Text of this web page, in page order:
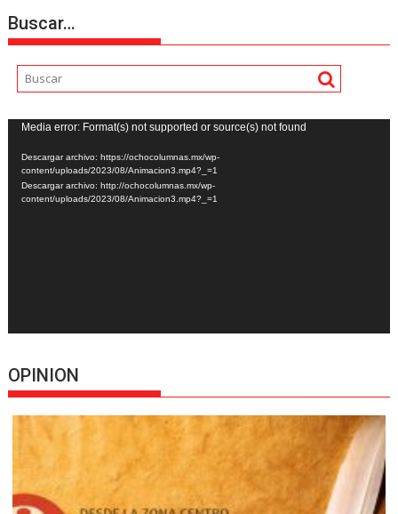
Buscar…
Reproductor
de
vídeo
Media error: Format(s) not supported or source(s) not found
Descargar archivo: https://ochocolumnas.mx/wp-
content/uploads/2023/08/Animacion3.mp4?_=1
Descargar archivo: http://ochocolumnas.mx/wp-
content/uploads/2023/08/Animacion3.mp4?_=1
OPINION